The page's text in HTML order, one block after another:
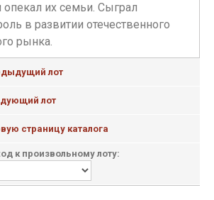
их семьи. Сыграл
в развитии отечественного
рынка.
лот
лот
страницу каталога
к произвольному лоту: